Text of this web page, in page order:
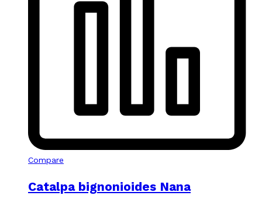
Compare
Catalpa bignonioides Nana